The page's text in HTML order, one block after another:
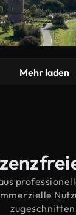
Mehr laden